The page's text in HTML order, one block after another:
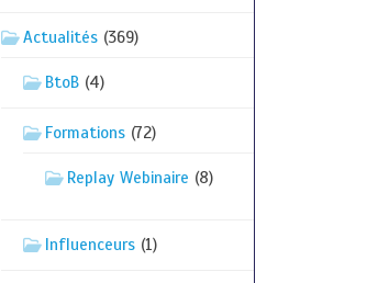
Actualités(369)
BtoB(4)
Formations(72)
Replay Webinaire (8)
Influenceurs(1)